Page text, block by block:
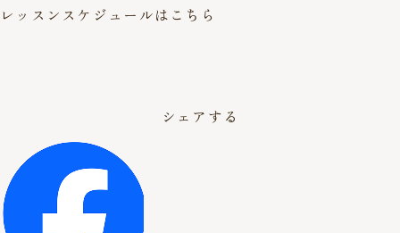
レッスンスケジュールはこちら
シェアする